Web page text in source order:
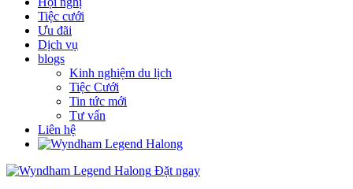
Tiệc cưới
Ưu đãi
Dịch vụ
blogs
Kinh nghiệm du lịch
Tiệc Cưới
Tin tức mới
Tư vấn
Liên hệ
Đặt ngay